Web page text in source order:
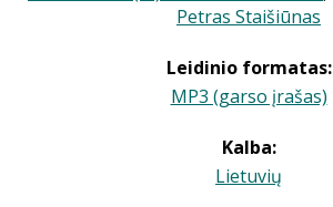
Petras Staišiūnas
Leidinio formatas:
MP3 (garso įrašas)
Kalba:
Lietuvių